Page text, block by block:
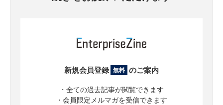
新規会員登録 無料 のご案内
・全ての過去記事が閲覧できます
・会員限定メルマガを受信できます